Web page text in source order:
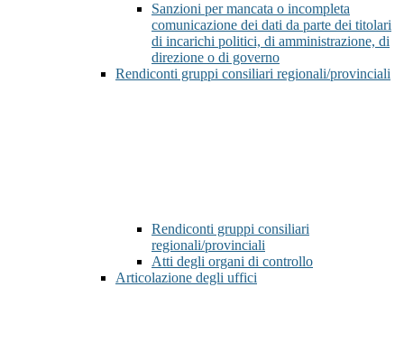
Sanzioni per mancata o incompleta
comunicazione dei dati da parte dei titolari
di incarichi politici, di amministrazione, di
direzione o di governo
Rendiconti gruppi consiliari regionali/provinciali
Rendiconti gruppi consiliari
regionali/provinciali
Atti degli organi di controllo
Articolazione degli uffici